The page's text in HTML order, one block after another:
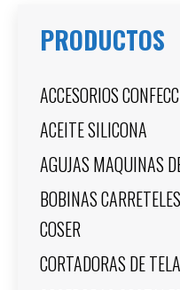
PRODUCTOS
ACCESORIOS
ACEITE SILICONA
AGUJAS MAQUINAS
BOBINAS
COSER
CORTADORAS DE